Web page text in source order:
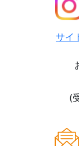
サイ
(